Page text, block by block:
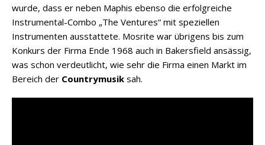
wurde, dass er neben Maphis ebenso die erfolgreiche
Instrumental-Combo „The Ventures“ mit speziellen
Instrumenten ausstattete. Mosrite war übrigens bis zum
Konkurs der Firma Ende 1968 auch in Bakersfield ansässig,
was schon verdeutlicht, wie sehr die Firma einen Markt im
Bereich der Countrymusik sah.